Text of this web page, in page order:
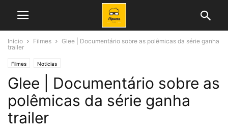
Início Filmes
Glee | Documentário sobre as polêmicas da série ganha
trailer
Filmes Noticias
Glee | Documentário sobre as
polêmicas da série ganha
trailer